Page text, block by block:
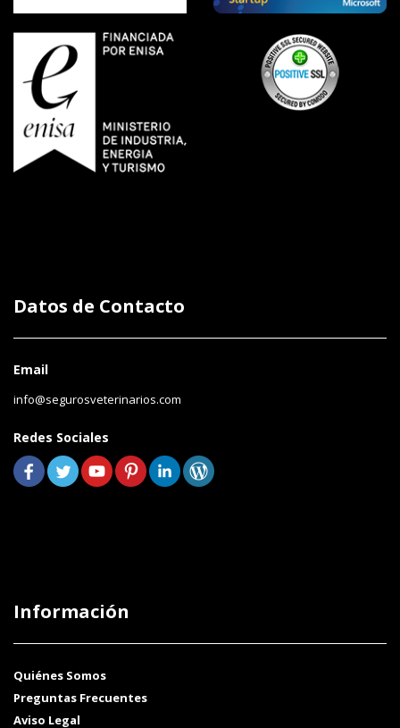
Datos de Contacto
Email
info@segurosveterinarios.com
Redes Sociales
Información
Quiénes Somos
Preguntas Frecuentes
Aviso Legal